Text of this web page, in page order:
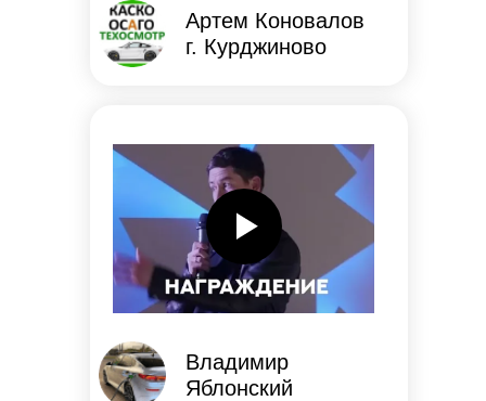
Владимир
Яблонский
Артем Коновалов
г. Курджиново